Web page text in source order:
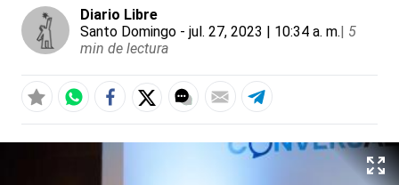
Diario Libre
Santo Domingo - jul. 27, 2023 | 10:34 a. m.| 5
min de lectura